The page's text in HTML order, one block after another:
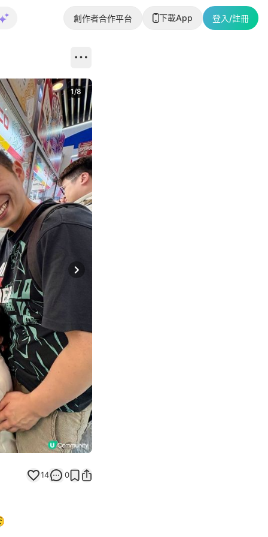
創作者合作平台 下載App 登入/註冊
Next slide
1/8
14 0